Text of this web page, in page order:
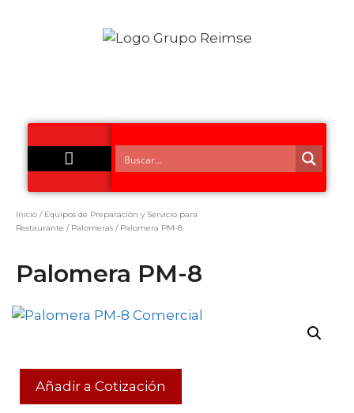
Inicio / Equipos de Preparación y Servicio para
Restaurante / Palomeras / Palomera PM-8
Palomera PM-8
Añadir a Cotización